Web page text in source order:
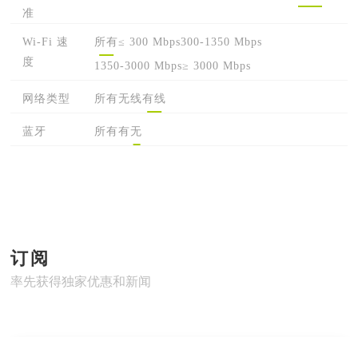
准
Wi-Fi 速
度
所有≤ 300 Mbps300-1350 Mbps
1350-3000 Mbps≥ 3000 Mbps
网络类型 所有 无线有线
蓝牙 所有有 无
订阅
率先获得独家优惠和新闻